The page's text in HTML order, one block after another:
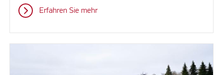
Erfahren Sie mehr